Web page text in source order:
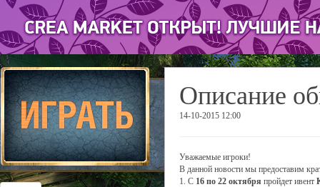
Описание
14-10-2015 12:00
Уважаемые игроки!
В данной новости мы предоставим
1. С 16 по 22 октября пройдет ивент